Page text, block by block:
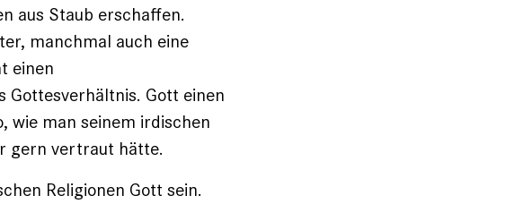
aus Staub erschaffen.
manchmal auch eine
einen
Gottesverhältnis. Gott einen
wie man seinem irdischen
gern vertraut hätte.
Religionen Gott sein.